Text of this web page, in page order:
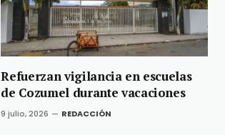
Refuerzan vigilancia en escuelas
de Cozumel durante vacaciones
9 julio, 2026 REDACCIÓN